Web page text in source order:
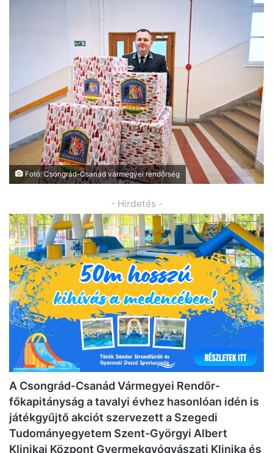
Fotó: Csongrád-Csanád vármegyei rendőrség
- Hirdetés -
A Csongrád-Csanád Vármegyei Rendőr-
főkapitányság a tavalyi évhez hasonlóan idén is
játékgyűjtő akciót szervezett a Szegedi
Tudományegyetem Szent-Györgyi Albert
Klinikai Központ Gyermekgyógyászati Klinika és